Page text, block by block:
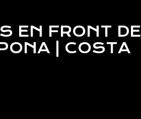
EN FRONT DE
| COSTA